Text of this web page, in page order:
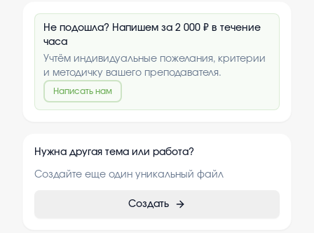
Не подошла? Напишем за 2 000 ₽ в течение
часа
Учтём индивидуальные пожелания, критерии
и методичку вашего преподавателя.
Написать нам
Нужна другая тема или работа?
Создайте еще один уникальный файл
Создать